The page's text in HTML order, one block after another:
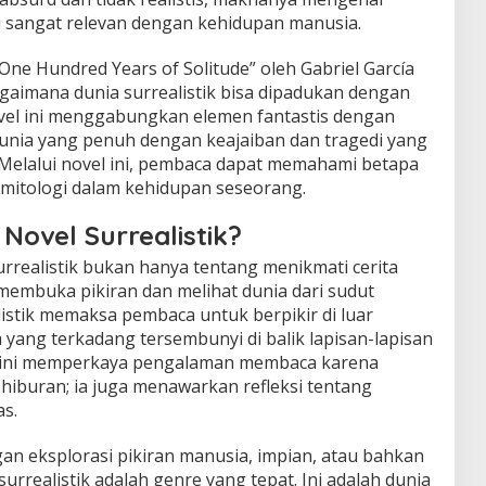
relevan dengan kehidupan manusia.
Hundred Years of Solitude” oleh Gabriel García
dunia surrealistik bisa dipadukan dengan
ini menggabungkan elemen fantastis dengan
yang penuh dengan keajaiban dan tragedi yang
novel ini, pembaca dapat memahami betapa
dalam kehidupan seseorang.
Surrealistik?
bukan hanya tentang menikmati cerita
pikiran dan melihat dunia dari sudut
memaksa pembaca untuk berpikir di luar
terkadang tersembunyi di balik lapisan-lapisan
memperkaya pengalaman membaca karena
ia juga menawarkan refleksi tentang
eksplorasi pikiran manusia, impian, atau bahkan
adalah genre yang tepat. Ini adalah dunia